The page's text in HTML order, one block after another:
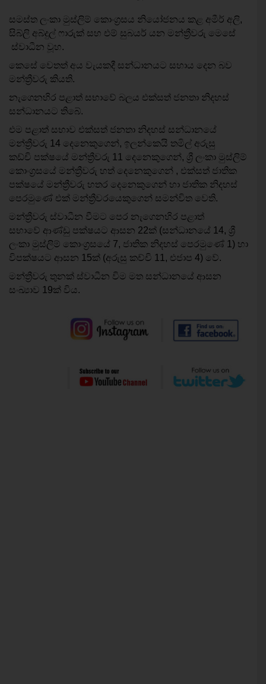
සමස්ත ලංකා මුස්ලිම් කොංග්‍රසය නියෝජනය කළ අමීර් අලි,
සිබ්ලි අබ්දුල් ෆාරුක් සහ එම් සුබයර් යන මන්ත්‍රීවරු මෙසේ
ස්වාධීන වූහ.
කෙසේ වෙතත් අය වැයකදී සන්ධානයට සහාය දෙන බව
මන්ත්‍රීවරු කියති.
නැගෙනහිර පළාත් සභාවේ බලය එක්සත් ජනතා නිදහස්
සන්ධානයට තිබේ.
එම පළාත් සභාව එක්සත් ජනතා නිදහස් සන්ධානයේ
මන්ත්‍රීවරු 14 දෙනෙකුගෙන්, ඉලන්කෙයි තමිල් අරුසු
කඩ්චි පක්ෂයේ මන්ත්‍රීවරු 11 දෙනෙකුගෙන්, ශ්‍රී ලංකා මුස්ලිම්
කොංග්‍රසයේ මන්ත්‍රීවරු හත් දෙනෙකුගෙන් , එක්සත් ජාතික
පක්ෂයේ මන්ත්‍රීවරු හතර දෙනෙකුගෙන් හා ජාතික නිදහස්
පෙරමුණේ එක් මන්ත්‍රීවරයෙකුගෙන් සමන්විත වෙති.
මන්ත්‍රීවරු ස්වාධීන වීමට පෙර නැගෙනහිර පළාත්
සභාවේ ආණ්ඩු පක්ෂයට ආසන 22ක් (සන්ධානයේ 14, ශ්‍රී
ලංකා මුස්ලිම් කොංග්‍රසයේ 7, ජාතික නිදහස් පෙරමුණේ 1) හා
විපක්ෂයට ආසන 15ක් (අරුසු කච්චි 11, එජාප 4) වේ.
මන්ත්‍රීවරු තුනක් ස්වාධීන විම මත සන්ධානයේ ආසන
සංඛ්‍යාව 19ක් විය.